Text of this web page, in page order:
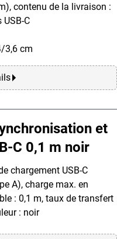
contenu de la livraison :
C
3,6 cm
et
C 0,1 m noir
chargement USB-C
A), charge max. en
: 0,1 m, taux de transfert
: noir